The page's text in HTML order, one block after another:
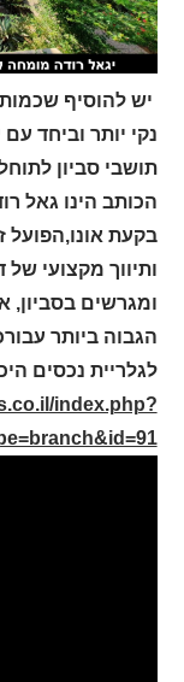
יש להוסיף
נקי יותר וביחד
תושבי סביון
הכותב הינו גאל
ותיווך מקצועי של
ומגרשים בסביון,
הגבוה ביותר עבורכם
לגלריית נכסים
index.php?